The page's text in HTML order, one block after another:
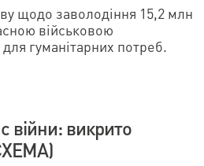
щодо заволодіння 15,2 млн
військовою
гуманітарних потреб.
війни: викрито